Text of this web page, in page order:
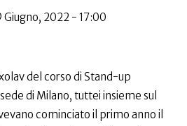
Giugno, 2022 - 17:00
del corso di Stand-up
di Milano, tuttei insieme sul
cominciato il primo anno il